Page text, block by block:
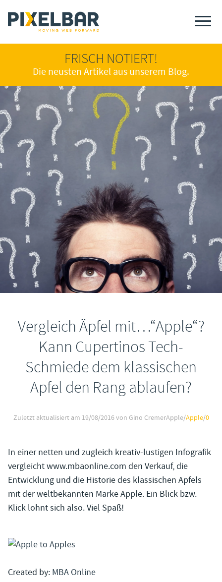
FRISCH NOTIERT!
Die neusten Artikel aus unserem Blog.
Vergleich Äpfel mit…“Apple“?
Kann Cupertinos Tech-
Schmiede dem klassischen
Apfel den Rang ablaufen?
Zuletzt aktualisiert am 19/08/2016von Gino CremerApple/Apple/0
In einer netten und zugleich kreativ-lustigen Infografik
vergleicht www.mbaonline.com den Verkauf, die
Entwicklung und die Historie des klassischen Apfels
mit der weltbekannten Marke Apple. Ein Blick bzw.
Klick lohnt sich also. Viel Spaß!
Created by: MBA Online